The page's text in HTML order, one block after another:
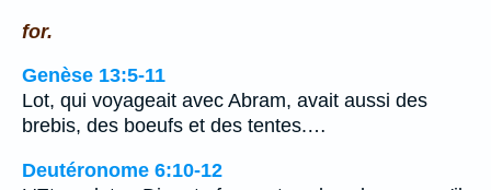
for.
Genèse 13:5-11
Lot, qui voyageait avec Abram, avait aussi des
brebis, des boeufs et des tentes.…
Deutéronome 6:10-12